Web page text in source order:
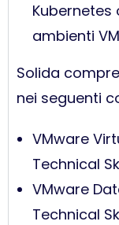
Kubernetes
ambienti
Solida
nei seguenti
VMware
Technical
VMware
Technical